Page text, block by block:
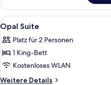
Alle
Fotos
für
Opal
Suite
anzeigen
5
Opal Suite
Platz für 2 Personen
1 King-Bett
Kostenloses WLAN
Weitere Details
Weitere